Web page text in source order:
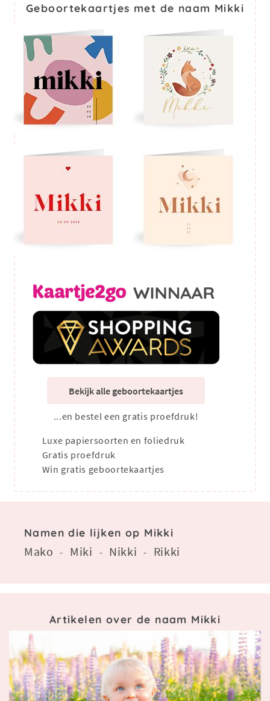
Geboortekaartjes met de naam Mikki
Bekijk alle geboortekaartjes
...en bestel een gratis proefdruk!
Luxe papiersoorten en foliedruk
Gratis proefdruk
Win gratis geboortekaartjes
Namen die lijken op Mikki
Mako - Miki - Nikki - Rikki
Artikelen over de naam Mikki